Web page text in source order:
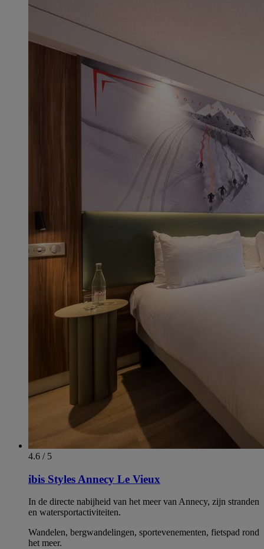
4.6 / 5
ibis Styles Annecy Le Vieux
In de directe nabijheid van het meer van Annecy, zijn stranden
en watersportactiviteiten.
Wandelen, bergwandelingen, sportevenementen, fietspad rond
het meer.